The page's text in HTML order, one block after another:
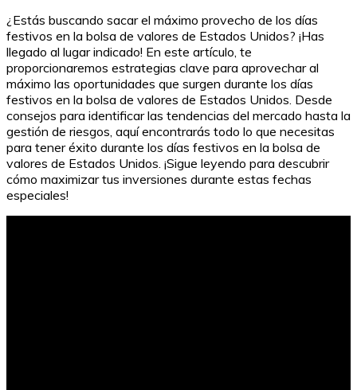
¿Estás buscando sacar el máximo provecho de los días
festivos en la bolsa de valores de Estados Unidos? ¡Has
llegado al lugar indicado! En este artículo, te
proporcionaremos estrategias clave para aprovechar al
máximo las oportunidades que surgen durante los días
festivos en la bolsa de valores de Estados Unidos. Desde
consejos para identificar las tendencias del mercado hasta la
gestión de riesgos, aquí encontrarás todo lo que necesitas
para tener éxito durante los días festivos en la bolsa de
valores de Estados Unidos. ¡Sigue leyendo para descubrir
cómo maximizar tus inversiones durante estas fechas
especiales!